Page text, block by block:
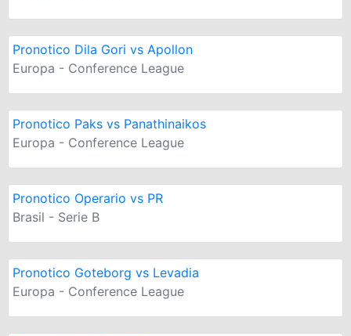
Pronotico Dila Gori vs Apollon
Europa - Conference League
Pronotico Paks vs Panathinaikos
Europa - Conference League
Pronotico Operario vs PR
Brasil - Serie B
Pronotico Goteborg vs Levadia
Europa - Conference League